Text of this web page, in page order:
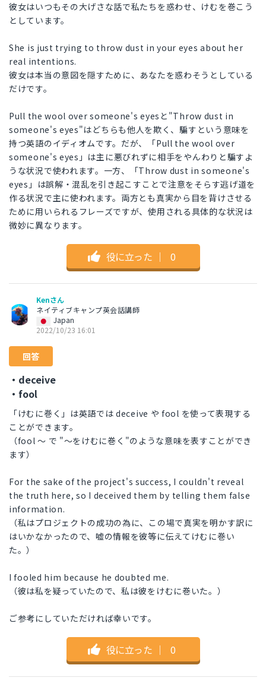
彼女はいつもその大げさな話で私たちを惑わせ、けむを巻こう
としています。
She is just trying to throw dust in your eyes about her
real intentions.
彼女は本当の意図を隠すために、あなたを惑わそうとしている
だけです。
Pull the wool over someone's eyesと"Throw dust in
someone's eyes"はどちらも他人を欺く、騙すという意味を
持つ英語のイディオムです。だが、「Pull the wool over
someone's eyes」は主に悪びれずに相手をやんわりと騙すよ
うな状況で使われます。一方、「Throw dust in someone's
eyes」は誤解・混乱を引き起こすことで注意をそらす逃げ道を
作る状況で主に使われます。両方とも真実から目を背けさせる
ために用いられるフレーズですが、使用される具体的な状況は
微妙に異なります。
役に立った ｜ 0
Kenさん
ネイティブキャンプ英会話講師
Japan
2022/10/23 16:01
回答
・deceive
・fool
「けむに巻く」は英語では deceive や fool を使って表現する
ことができます。
（fool 〜 で "〜をけむに巻く"のような意味を表すことができ
ます）
For the sake of the project's success, I couldn't reveal
the truth here, so I deceived them by telling them false
information.
（私はプロジェクトの成功の為に、この場で真実を明かす訳に
はいかなかったので、嘘の情報を彼等に伝えてけむに巻い
た。）
I fooled him because he doubted me.
（彼は私を疑っていたので、私は彼をけむに巻いた。）
ご参考にしていただければ幸いです。
役に立った ｜ 0